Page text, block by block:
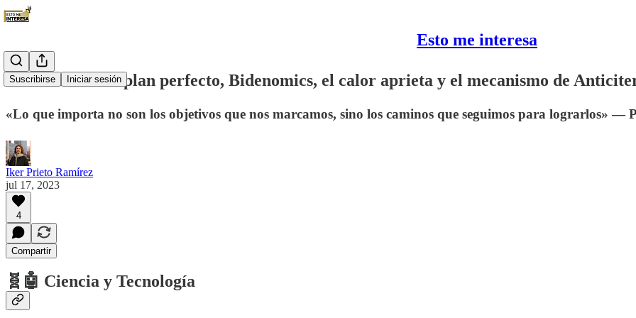
Esto me interesa
Suscribirse Iniciar sesión
Semana #29: El plan perfecto, Bidenomics, el calor aprieta y el mecanismo de
«Lo que importa no son los objetivos que nos marcamos, sino los caminos que seguimos para lograrlos»
Iker Prieto Ramírez
jul 17, 2023
4
Compartir
🧬🤖 Ciencia y Tecnología